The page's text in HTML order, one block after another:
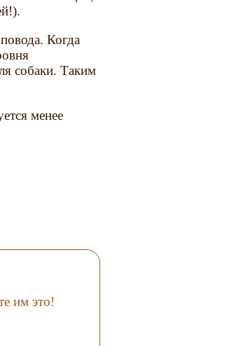
Когда
собаки. Таким
менее
им это!